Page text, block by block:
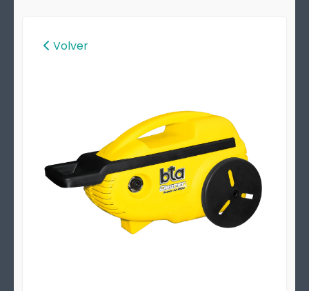
Volver